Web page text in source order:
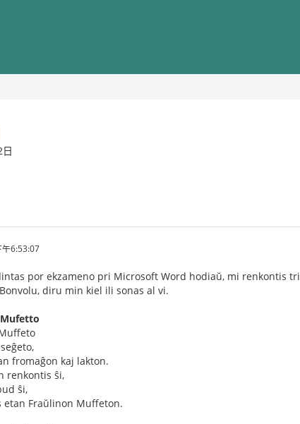
6:53:07
por ekzameno pri Microsoft Word hodiaŭ, mi renkontis
diru min kiel ili sonas al vi.
fromaĝon kaj lakton.
renkontis ŝi,
ŝi,
etan Fraŭlinon Muffeton.